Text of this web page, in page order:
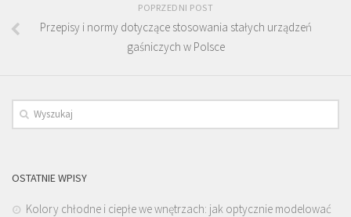
POPRZEDNI POST
Przepisy i normy dotyczące stosowania stałych urządzeń
gaśniczych w Polsce
OSTATNIE WPISY
Kolory chłodne i ciepłe we wnętrzach: jak optycznie modelować